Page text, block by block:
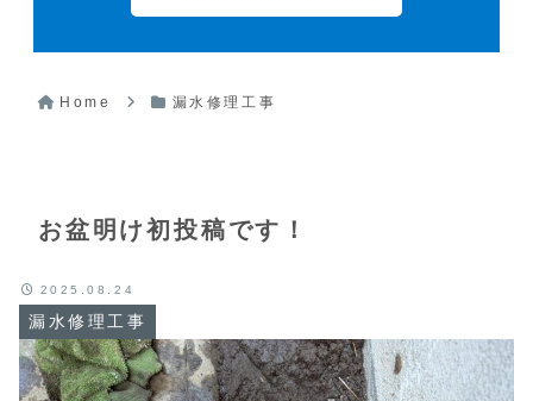
Home 漏水修理工事
お盆明け初投稿です！
漏水修理工事
2025.08.24